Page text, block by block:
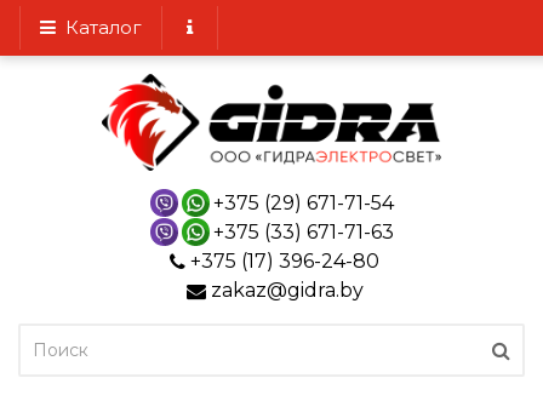
Каталог
+375 (29) 671-71-54
+375 (33) 671-71-63
+375 (17) 396-24-80
zakaz@gidra.by